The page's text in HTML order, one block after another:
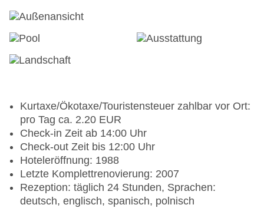
Kurtaxe/Ökotaxe/Touristensteuer zahlbar vor Ort:
pro Tag ca. 2.20 EUR
Check-in Zeit ab 14:00 Uhr
Check-out Zeit bis 12:00 Uhr
Hoteleröffnung: 1988
Letzte Komplettrenovierung: 2007
Rezeption: täglich 24 Stunden, Sprachen:
deutsch, englisch, spanisch, polnisch